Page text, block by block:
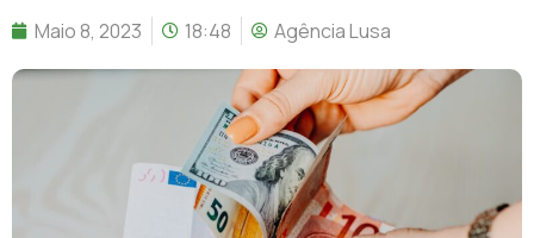
Maio 8, 2023 18:48 Agência Lusa